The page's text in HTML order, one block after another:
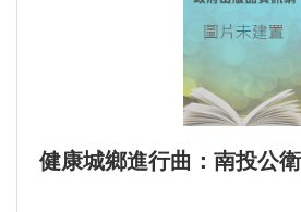
健康城鄉進行曲：南投公